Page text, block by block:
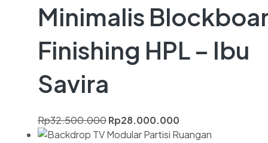
Minimalis
Finishing HPL – Ibu
Savira
Rp32.500.000Rp28.000.000